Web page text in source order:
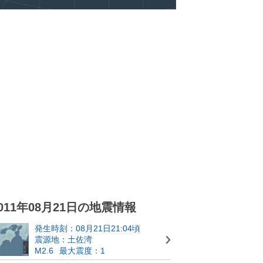
年08月21日の地震情報
発生時刻：08月21日21:04頃
震源地：土佐湾
M2.6
最大震度：1